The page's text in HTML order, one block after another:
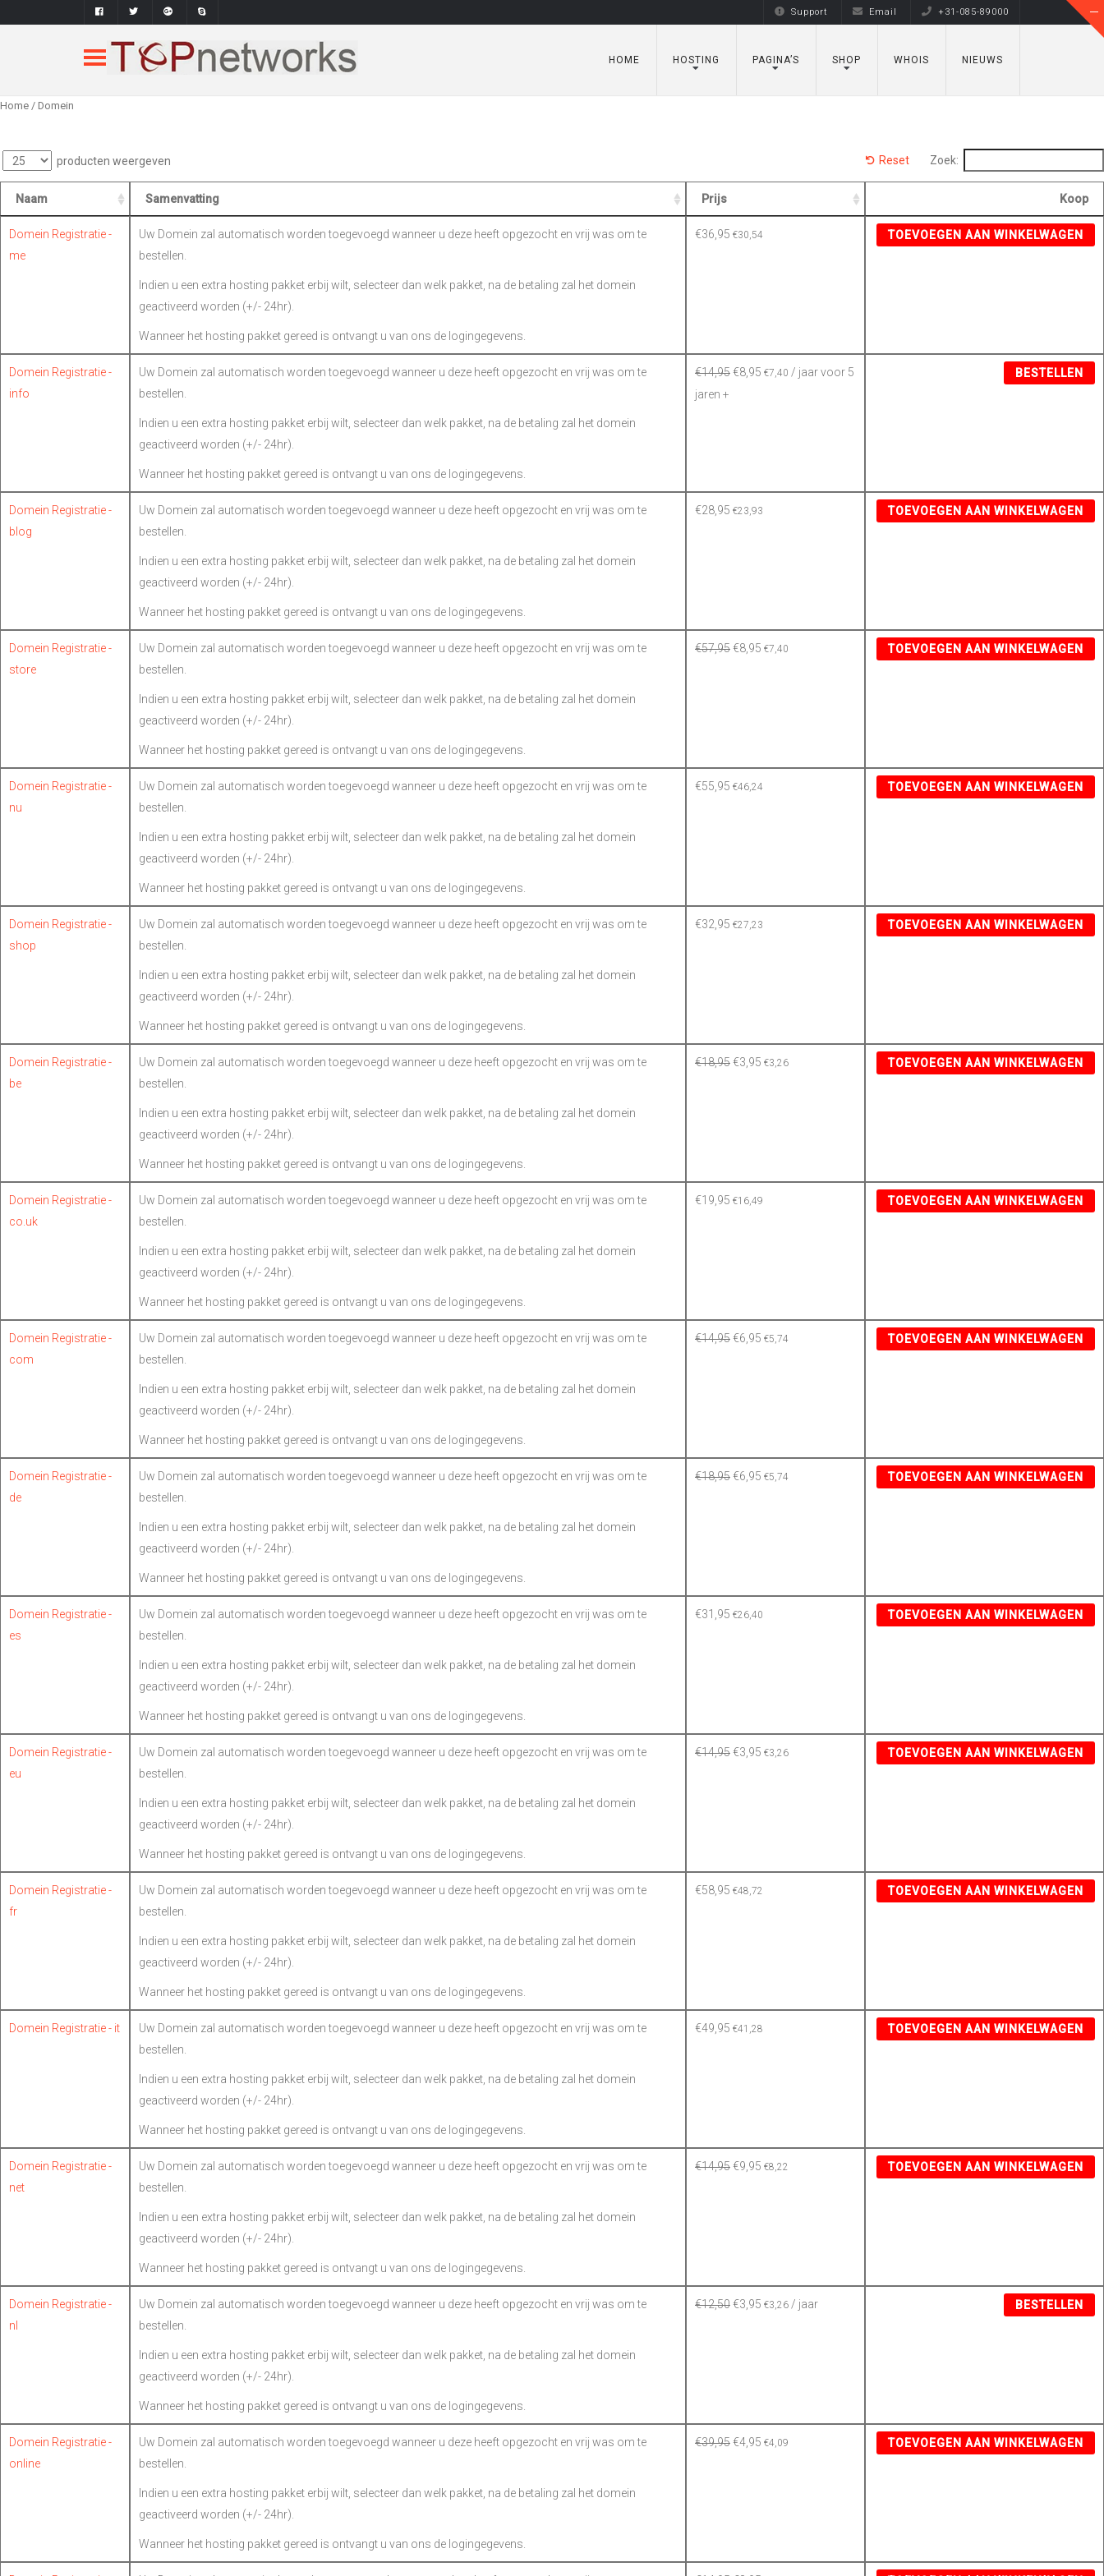
Support Email +31-085-89000
HOME HOSTING PAGINA’S SHOP WHOIS NIEUWS
Home / Domein
producten weergeven Reset Zoek:
Naam Samenvatting Prijs Koop
Domein Registratie -
me
Uw Domein zal automatisch worden toegevoegd wanneer u deze heeft opgezocht en vrij was om te
bestellen.
Indien u een extra hosting pakket erbij wilt, selecteer dan welk pakket, na de betaling zal het domein
geactiveerd worden (+/- 24hr).
Wanneer het hosting pakket gereed is ontvangt u van ons de logingegevens.
€36,95 €30,54 TOEVOEGEN AAN WINKELWAGEN
Domein Registratie -
info
Uw Domein zal automatisch worden toegevoegd wanneer u deze heeft opgezocht en vrij was om te
bestellen.
Indien u een extra hosting pakket erbij wilt, selecteer dan welk pakket, na de betaling zal het domein
geactiveerd worden (+/- 24hr).
Wanneer het hosting pakket gereed is ontvangt u van ons de logingegevens.
€14,95 €8,95 €7,40 / jaarvoor 5
jaren +
BESTELLEN
Domein Registratie -
blog
Uw Domein zal automatisch worden toegevoegd wanneer u deze heeft opgezocht en vrij was om te
bestellen.
Indien u een extra hosting pakket erbij wilt, selecteer dan welk pakket, na de betaling zal het domein
geactiveerd worden (+/- 24hr).
Wanneer het hosting pakket gereed is ontvangt u van ons de logingegevens.
€28,95 €23,93 TOEVOEGEN AAN WINKELWAGEN
Domein Registratie -
store
Uw Domein zal automatisch worden toegevoegd wanneer u deze heeft opgezocht en vrij was om te
bestellen.
Indien u een extra hosting pakket erbij wilt, selecteer dan welk pakket, na de betaling zal het domein
geactiveerd worden (+/- 24hr).
Wanneer het hosting pakket gereed is ontvangt u van ons de logingegevens.
€57,95 €8,95 €7,40 TOEVOEGEN AAN WINKELWAGEN
Domein Registratie -
nu
Uw Domein zal automatisch worden toegevoegd wanneer u deze heeft opgezocht en vrij was om te
bestellen.
Indien u een extra hosting pakket erbij wilt, selecteer dan welk pakket, na de betaling zal het domein
geactiveerd worden (+/- 24hr).
Wanneer het hosting pakket gereed is ontvangt u van ons de logingegevens.
€55,95 €46,24 TOEVOEGEN AAN WINKELWAGEN
Domein Registratie -
shop
Uw Domein zal automatisch worden toegevoegd wanneer u deze heeft opgezocht en vrij was om te
bestellen.
Indien u een extra hosting pakket erbij wilt, selecteer dan welk pakket, na de betaling zal het domein
geactiveerd worden (+/- 24hr).
Wanneer het hosting pakket gereed is ontvangt u van ons de logingegevens.
€32,95 €27,23 TOEVOEGEN AAN WINKELWAGEN
Domein Registratie -
be
Uw Domein zal automatisch worden toegevoegd wanneer u deze heeft opgezocht en vrij was om te
bestellen.
Indien u een extra hosting pakket erbij wilt, selecteer dan welk pakket, na de betaling zal het domein
geactiveerd worden (+/- 24hr).
Wanneer het hosting pakket gereed is ontvangt u van ons de logingegevens.
€18,95 €3,95 €3,26 TOEVOEGEN AAN WINKELWAGEN
Domein Registratie -
co.uk
Uw Domein zal automatisch worden toegevoegd wanneer u deze heeft opgezocht en vrij was om te
bestellen.
Indien u een extra hosting pakket erbij wilt, selecteer dan welk pakket, na de betaling zal het domein
geactiveerd worden (+/- 24hr).
Wanneer het hosting pakket gereed is ontvangt u van ons de logingegevens.
€19,95 €16,49 TOEVOEGEN AAN WINKELWAGEN
Domein Registratie -
com
Uw Domein zal automatisch worden toegevoegd wanneer u deze heeft opgezocht en vrij was om te
bestellen.
Indien u een extra hosting pakket erbij wilt, selecteer dan welk pakket, na de betaling zal het domein
geactiveerd worden (+/- 24hr).
Wanneer het hosting pakket gereed is ontvangt u van ons de logingegevens.
€14,95 €6,95 €5,74 TOEVOEGEN AAN WINKELWAGEN
Domein Registratie -
de
Uw Domein zal automatisch worden toegevoegd wanneer u deze heeft opgezocht en vrij was om te
bestellen.
Indien u een extra hosting pakket erbij wilt, selecteer dan welk pakket, na de betaling zal het domein
geactiveerd worden (+/- 24hr).
Wanneer het hosting pakket gereed is ontvangt u van ons de logingegevens.
€18,95 €6,95 €5,74 TOEVOEGEN AAN WINKELWAGEN
Domein Registratie -
es
Uw Domein zal automatisch worden toegevoegd wanneer u deze heeft opgezocht en vrij was om te
bestellen.
Indien u een extra hosting pakket erbij wilt, selecteer dan welk pakket, na de betaling zal het domein
geactiveerd worden (+/- 24hr).
Wanneer het hosting pakket gereed is ontvangt u van ons de logingegevens.
€31,95 €26,40 TOEVOEGEN AAN WINKELWAGEN
Domein Registratie -
eu
Uw Domein zal automatisch worden toegevoegd wanneer u deze heeft opgezocht en vrij was om te
bestellen.
Indien u een extra hosting pakket erbij wilt, selecteer dan welk pakket, na de betaling zal het domein
geactiveerd worden (+/- 24hr).
Wanneer het hosting pakket gereed is ontvangt u van ons de logingegevens.
€14,95 €3,95 €3,26 TOEVOEGEN AAN WINKELWAGEN
Domein Registratie -
fr
Uw Domein zal automatisch worden toegevoegd wanneer u deze heeft opgezocht en vrij was om te
bestellen.
Indien u een extra hosting pakket erbij wilt, selecteer dan welk pakket, na de betaling zal het domein
geactiveerd worden (+/- 24hr).
Wanneer het hosting pakket gereed is ontvangt u van ons de logingegevens.
€58,95 €48,72 TOEVOEGEN AAN WINKELWAGEN
Domein Registratie - it
Uw Domein zal automatisch worden toegevoegd wanneer u deze heeft opgezocht en vrij was om te
bestellen.
Indien u een extra hosting pakket erbij wilt, selecteer dan welk pakket, na de betaling zal het domein
geactiveerd worden (+/- 24hr).
Wanneer het hosting pakket gereed is ontvangt u van ons de logingegevens.
€49,95 €41,28 TOEVOEGEN AAN WINKELWAGEN
Domein Registratie -
net
Uw Domein zal automatisch worden toegevoegd wanneer u deze heeft opgezocht en vrij was om te
bestellen.
Indien u een extra hosting pakket erbij wilt, selecteer dan welk pakket, na de betaling zal het domein
geactiveerd worden (+/- 24hr).
Wanneer het hosting pakket gereed is ontvangt u van ons de logingegevens.
€14,95 €9,95 €8,22 TOEVOEGEN AAN WINKELWAGEN
Domein Registratie -
nl
Uw Domein zal automatisch worden toegevoegd wanneer u deze heeft opgezocht en vrij was om te
bestellen.
Indien u een extra hosting pakket erbij wilt, selecteer dan welk pakket, na de betaling zal het domein
geactiveerd worden (+/- 24hr).
Wanneer het hosting pakket gereed is ontvangt u van ons de logingegevens.
€12,50 €3,95 €3,26 / jaar BESTELLEN
Domein Registratie -
online
Uw Domein zal automatisch worden toegevoegd wanneer u deze heeft opgezocht en vrij was om te
bestellen.
Indien u een extra hosting pakket erbij wilt, selecteer dan welk pakket, na de betaling zal het domein
geactiveerd worden (+/- 24hr).
Wanneer het hosting pakket gereed is ontvangt u van ons de logingegevens.
€39,95 €4,95 €4,09 TOEVOEGEN AAN WINKELWAGEN